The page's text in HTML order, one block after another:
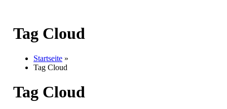
Tag Cloud
Startseite »
Tag Cloud
Tag Cloud